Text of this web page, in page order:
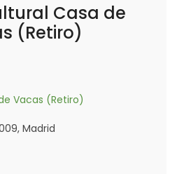
Casa de
(Retiro)
Vacas (Retiro)
Madrid